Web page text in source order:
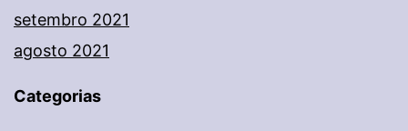
setembro 2021
agosto 2021
Categorias